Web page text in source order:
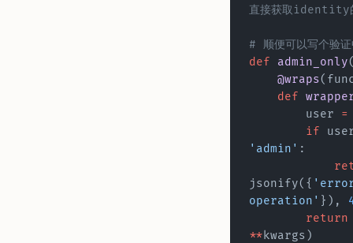
直接获取identity
# 顺便可以写个验
def admin_only
    @wraps
    def
        user
=
        if
'admin' :
jsonify({
operation' }),
        return
** kwargs)